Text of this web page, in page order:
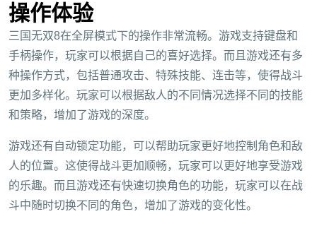
操作体验
三国无双8在全屏模式下的操作非常流畅。游戏支持键盘和
手柄操作，玩家可以根据自己的喜好选择。而且游戏还有多
种操作方式，包括普通攻击、特殊技能、连击等，使得战斗
更加多样化。玩家可以根据敌人的不同情况选择不同的技能
和策略，增加了游戏的深度。
游戏还有自动锁定功能，可以帮助玩家更好地控制角色和敌
人的位置。这使得战斗更加顺畅，玩家可以更好地享受游戏
的乐趣。而且游戏还有快速切换角色的功能，玩家可以在战
斗中随时切换不同的角色，增加了游戏的变化性。